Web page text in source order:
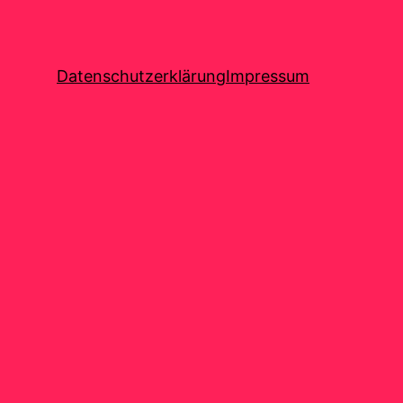
DatenschutzerklärungImpressum